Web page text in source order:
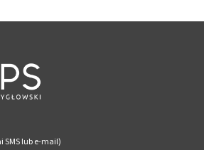
lub e-mail)